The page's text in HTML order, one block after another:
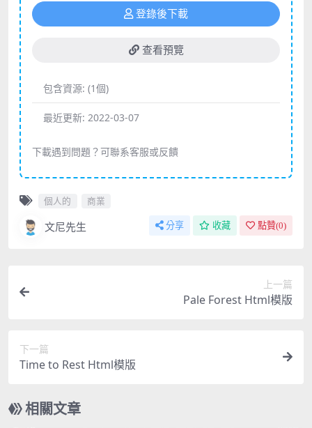
登錄後下載
查看預覽
包含資源: (1個)
最近更新: 2022-03-07
下載遇到問題？可聯系客服或反饋
個人的 商業
文尼先生 分享 收藏 點贊(0)
上一篇
Pale Forest Html模版
下一篇
Time to Rest Html模版
相關文章